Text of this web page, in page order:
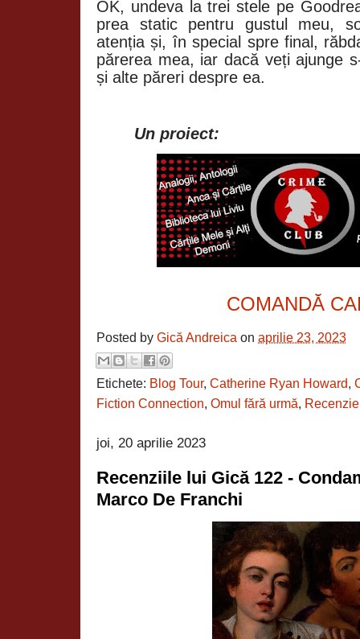
OK, undeva la trei stele pe
prea static pentru gustul meu,
atenția și, în special spre final,
părerea mea, iar dacă veți ajunge
și alte păreri despre ea.
Un proiect:
COMANDĂ
Posted by Gică Andreica on aprilie 23, 2023
Etichete: Blog Tour, Catherine Ryan Howard,
Fiction Connection, Omul fără urmă, Recenzie
joi, 20 aprilie 2023
Recenziile lui Gică 122 -
Marco De Franchi